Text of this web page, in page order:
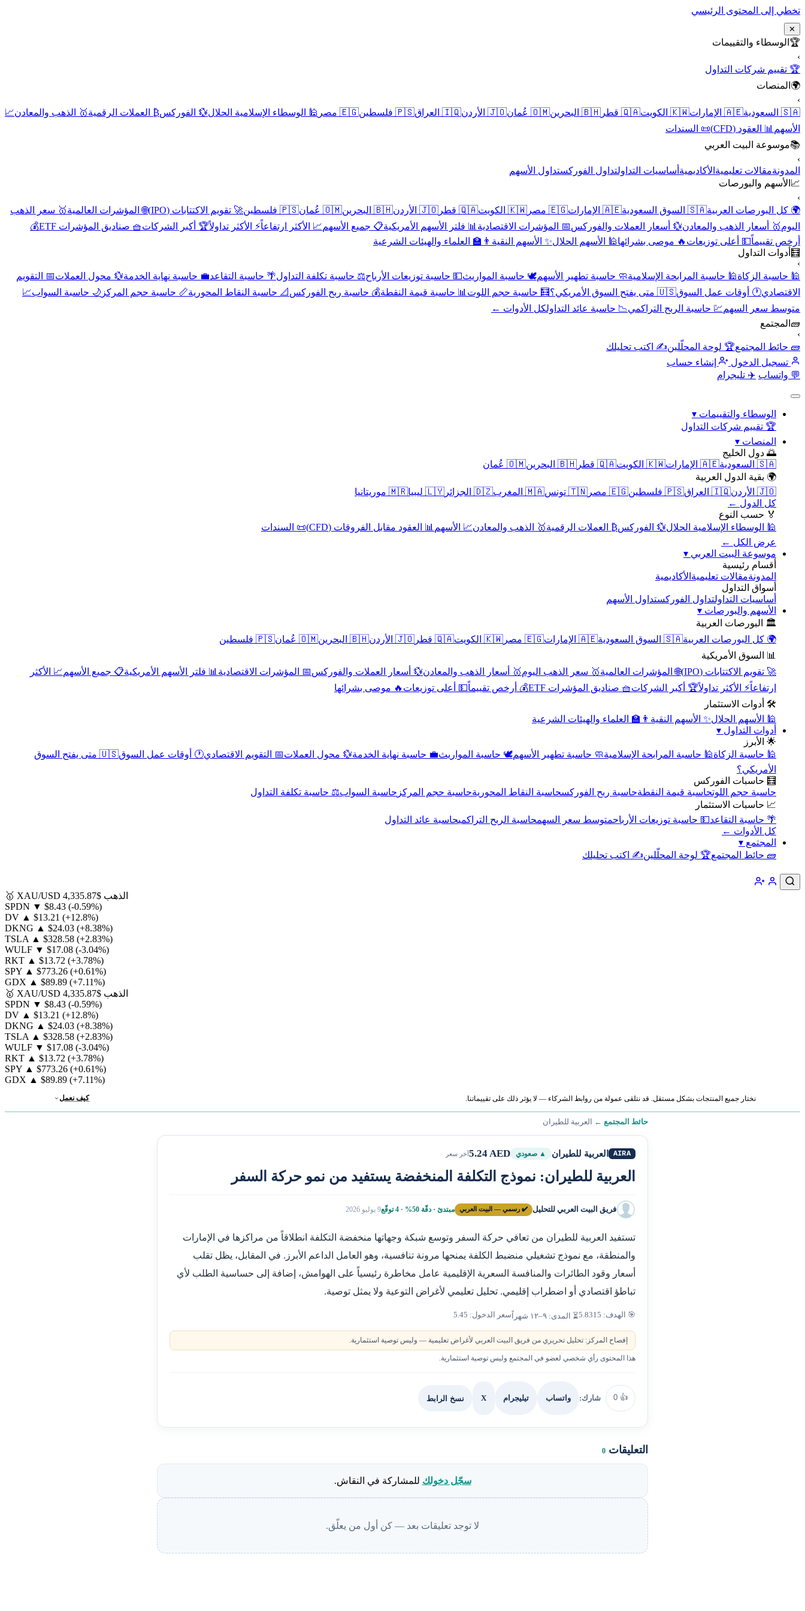
تخطي إلى المحتوى الرئيسي
✕
🏆 الوسطاء والتقييمات
›
🏆 تقييم شركات التداول
🌍 المنصات
›
🇸🇦 السعودية
🇦🇪 الإمارات 🇰🇼 الكويت 🇶🇦 قطر 🇧🇭 البحرين 🇴🇲 عُمان 🇯🇴 الأردن 🇮🇶 العراق 🇵🇸 فلسطين 🇪🇬 مصر 🕌 الوسطاء الإسلامية الحلال💱 الفوركس₿ العملات الرقمية🥇 الذهب والمعادن📈
الأسهم 📊 العقود (CFD)
📜 السندات
📚موسوعة البيت العربي
›
المدونةمقالات تعليمية الأكاديمية أساسيات التداولتداول الفوركستداول الأسهم
📈 الأسهم والبورصات
›
🌍 كل البورصات العربية🇸🇦 السوق السعودية 🇦🇪 الإمارات 🇪🇬 مصر 🇰🇼 الكويت 🇶🇦 قطر 🇯🇴 الأردن 🇧🇭 البحرين 🇴🇲 عُمان 🇵🇸 فلسطين 🚀 تقويم الاكتتابات (IPO) 🌐 المؤشرات العالمية🥇 سعر الذهب
اليوم🥇 أسعار الذهب والمعادن💱 أسعار العملات والفوركس📅 المؤشرات الاقتصادية 📊 فلتر الأسهم الأمريكية📋 جميع الأسهم📈 الأكثر ارتفاعاً⚡ الأكثر تداولاً🏆 أكبر الشركات🧺 صناديق المؤشرات ETF
💰
أرخص تقييماً💵 أعلى توزيعات 🔥 موصى بشرائها🕌 الأسهم الحلال✨ الأسهم النقية 👨‍🏫 العلماء والهيئات الشرعية
🧮 أدوات التداول
›
🕌 حاسبة الزكاة🕌 حاسبة المرابحة الإسلامية🧼 حاسبة تطهير الأسهم🕊️ حاسبة المواريث💵 حاسبة توزيعات الأرباح⚖️ حاسبة تكلفة التداول🌴 حاسبة التقاعد💼 حاسبة نهاية الخدمة💱 محول العملات📅 التقويم
الاقتصادي🕐 أوقات عمل السوق🇺🇸 متى يفتح السوق الأمريكي؟ 🧮 حاسبة حجم اللوت 📊 حاسبة قيمة النقطة💰 حاسبة ربح الفوركس 📐 حاسبة النقاط المحورية📏 حاسبة حجم المركز 🌙 حاسبة السواب📈
متوسط سعر السهم💹 حاسبة الربح التراكمي📉 حاسبة عائد التداولكل الأدوات ←
🧱 المجتمع
›
🧱 حائط المجتمع🏆 لوحة المحلّلين✍️ اكتب تحليلك
تسجيل الدخول
إنشاء حساب
💬 واتساب ✈️ تليجرام
الوسطاء والتقييمات ▾
🏆 تقييم شركات التداول
المنصات ▾
🌅 دول الخليج
🇸🇦 السعودية
🇦🇪 الإمارات 🇰🇼 الكويت 🇶🇦 قطر 🇧🇭 البحرين
🇴🇲 عُمان
🌍 بقية الدول العربية
🇯🇴 الأردن
🇮🇶 العراق 🇵🇸 فلسطين 🇪🇬 مصر 🇹🇳 تونس 🇲🇦 المغرب 🇩🇿 الجزائر 🇱🇾 ليبيا
🇲🇷 موريتانيا
كل الدول ←
🏅 حسب النوع
🕌 الوسطاء الإسلامية الحلال💱 الفوركس₿ العملات الرقمية🥇 الذهب والمعادن📈 الأسهم 📊 العقود مقابل الفروقات (CFD)
📜 السندات
عرض الكل ←
موسوعة البيت العربي ▾
أقسام رئيسية
المدونةمقالات تعليمية الأكاديمية
أسواق التداول
أساسيات التداولتداول الفوركستداول الأسهم
الأسهم والبورصات ▾
🏛️ البورصات العربية
🌍 كل البورصات العربية🇸🇦 السوق السعودية 🇦🇪 الإمارات 🇪🇬 مصر 🇰🇼 الكويت 🇶🇦 قطر 🇯🇴 الأردن 🇧🇭 البحرين 🇴🇲 عُمان
🇵🇸 فلسطين
📊 السوق الأمريكية
🚀 تقويم الاكتتابات (IPO)
🌐 المؤشرات العالمية🥇 سعر الذهب اليوم🥇 أسعار الذهب والمعادن💱 أسعار العملات والفوركس📅 المؤشرات الاقتصادية 📊 فلتر الأسهم الأمريكية📋 جميع الأسهم📈 الأكثر
ارتفاعاً⚡ الأكثر تداولاً🏆 أكبر الشركات🧺 صناديق المؤشرات ETF 💰 أرخص تقييماً💵 أعلى توزيعات 🔥 موصى بشرائها
🛠️ أدوات الاستثمار
🕌 الأسهم الحلال✨ الأسهم النقية 👨‍🏫 العلماء والهيئات الشرعية
أدوات التداول ▾
🌟 الأبرز
🕌 حاسبة الزكاة🕌 حاسبة المرابحة الإسلامية🧼 حاسبة تطهير الأسهم🕊️ حاسبة المواريث💼 حاسبة نهاية الخدمة💱 محول العملات📅 التقويم الاقتصادي🕐 أوقات عمل السوق
🇺🇸 متى يفتح السوق
الأمريكي؟
🧮 حاسبات الفوركس
حاسبة حجم اللوتحاسبة قيمة النقطةحاسبة ربح الفوركسحاسبة النقاط المحوريةحاسبة حجم المركز حاسبة السواب⚖️ حاسبة تكلفة التداول
📈 حاسبات الاستثمار
🌴 حاسبة التقاعد💵 حاسبة توزيعات الأرباحمتوسط سعر السهمحاسبة الربح التراكميحاسبة عائد التداول
كل الأدوات ←
المجتمع ▾
🧱 حائط المجتمع🏆 لوحة المحلّلين✍️ اكتب تحليلك
🥇 XAU/USD الذهب $4,335.87
SPDN ▼ $8.43 (-0.59%)
DV ▲ $13.21 (+12.8%)
DKNG ▲ $24.03 (+8.38%)
TSLA ▲ $328.58 (+2.83%)
WULF ▼ $17.08 (-3.04%)
RKT ▲ $13.72 (+3.78%)
SPY ▲ $773.26 (+0.61%)
GDX ▲ $89.89 (+7.11%)
🥇 XAU/USD الذهب $4,335.87
SPDN ▼ $8.43 (-0.59%)
DV ▲ $13.21 (+12.8%)
DKNG ▲ $24.03 (+8.38%)
TSLA ▲ $328.58 (+2.83%)
WULF ▼ $17.08 (-3.04%)
RKT ▲ $13.72 (+3.78%)
SPY ▲ $773.26 (+0.61%)
GDX ▲ $89.89 (+7.11%)
نختار جميع المنتجات بشكل مستقل. قد نتلقى عمولة من روابط الشركاء — لا يؤثر ذلك على تقييماتنا. كيف نعمل
حائط المجتمع ← العربية للطيران
AIRA العربية للطيران ▲ صعودي 5.24 AEDآخر سعر
العربية للطيران: نموذج التكلفة المنخفضة يستفيد من نمو حركة السفر
فريق البيت العربي للتحليل ✔️ رسمي — البيت العربي مبتدئ · دقّة 50% · 4 توقّع 9 يوليو 2026
تستفيد العربية للطيران من تعافي حركة السفر وتوسع شبكة وجهاتها منخفضة التكلفة انطلاقاً من مراكزها في الإمارات
والمنطقة، مع نموذج تشغيلي منضبط الكلفة يمنحها مرونة تنافسية، وهو العامل الداعم الأبرز. في المقابل، يظل تقلب
أسعار وقود الطائرات والمنافسة السعرية الإقليمية عامل مخاطرة رئيسياً على الهوامش، إضافة إلى حساسية الطلب لأي
تباطؤ اقتصادي أو اضطراب إقليمي. تحليل تعليمي لأغراض التوعية ولا يمثل توصية.
🎯 الهدف: 5.8315 ⏳ المدى: ٩–١٢ شهراً سعر الدخول: 5.45
إفصاح المركز: تحليل تحريري من فريق البيت العربي لأغراض تعليمية — وليس توصية استثمارية.
هذا المحتوى رأي شخصي لعضو في المجتمع وليس توصية استثمارية.
👍
0 شارك: واتساب تيليجرام X نسخ الرابط
التعليقات 0
سجّل دخولك للمشاركة في النقاش.
لا توجد تعليقات بعد — كن أول من يعلّق.